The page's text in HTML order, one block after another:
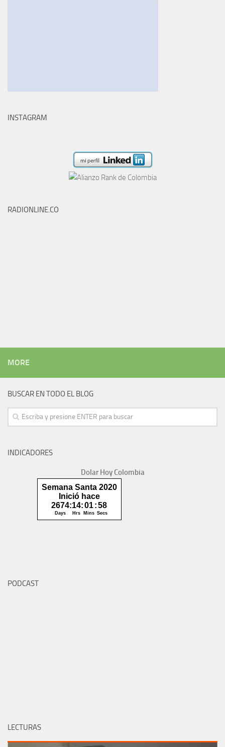
INSTAGRAM
RADIONLINE.CO
MORE
BUSCAR EN TODO EL BLOG
INDICADORES
Dolar Hoy Colombia
PODCAST
LECTURAS